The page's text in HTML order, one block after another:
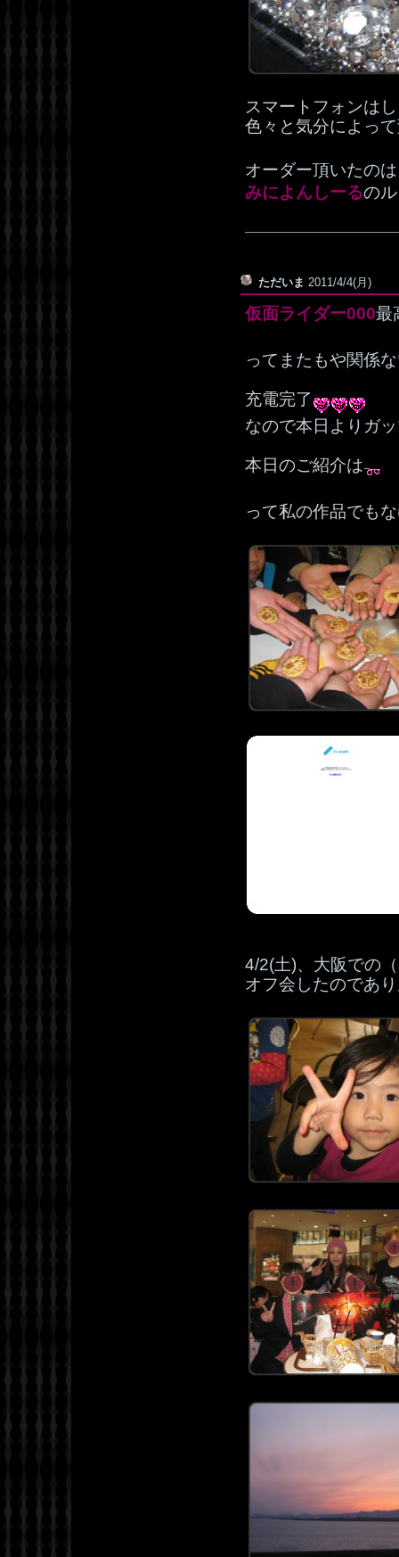
スマートフォンは
色々と気分によっ
オーダー頂いたのは
みによんしーるの
ただいま 2011/4/4(月)
仮面ライダー000最
ってまたもや関係
充電完了
なので本日よりガ
本日のご紹介は
って私の作品でも
4/2(土)、大阪での
オフ会したのであ